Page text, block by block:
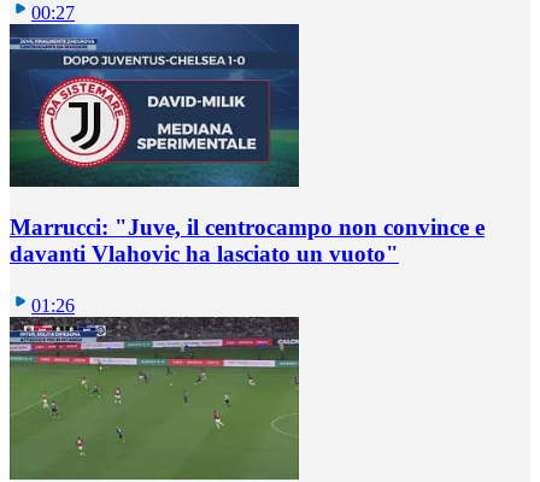
00:27
Marrucci: "Juve, il centrocampo non convince e
davanti Vlahovic ha lasciato un vuoto"
01:26